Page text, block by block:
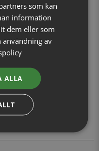
siden
som kan
information
dem eller som
användning av
ALLA